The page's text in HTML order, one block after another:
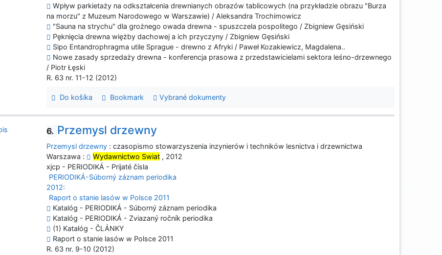
Wpływ parkietaży na odkształcenia drewnianych obrazów tablicowych (na przykładzie obrazu "Burza
na morzu" z Muzeum Narodowego w Warszawie) / Aleksandra Trochimowicz
"Sauna na strychu" dla grożnego owada drewna - spuszczela pospolitego / Zbigniew Gęsiński
Pęknięcia drewna więżby dachowej a ich przyczyny / Zbigniew Gęsiński
Sipo Entandrophragma utile Sprague - drewno z Afryki / Paweł Kozakiewicz, Magdalena..
Nowe zasady sprzedaży drewna - konferencja prasowa z przedstawicielami sektora leśno-drzewnego
/ Piotr Łęski
R. 63 nr. 11-12 (2012)
Do košíka Bookmark Vybrané dokumenty
6. Przemysl drzewny
Przemysl drzewny : czasopismo stowarzyszenia inzynierów i techników lesnictva i drzewnictwa
Warszawa :
Wydawnictwo Swiat , 2012
xjcp - PERIODIKÁ - Prijaté čísla
PERIODIKÁ-Súborný záznam periodika
2012:
Raport o stanie lasów w Polsce 2011
Katalóg - PERIODIKÁ - Súborný záznam periodika
Katalóg - PERIODIKÁ - Zviazaný ročník periodika
(1) Katalóg - ČLÁNKY
Raport o stanie lasów w Polsce 2011
R. 63 nr. 9-10 (2012)